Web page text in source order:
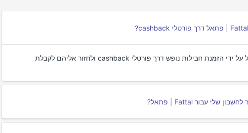
ניתן לקבל cashback עבור Fattal | פתאל על ידי הזמנת חבילות נופש דרך פורטלי cashback ולחזור אליהם לקבלת